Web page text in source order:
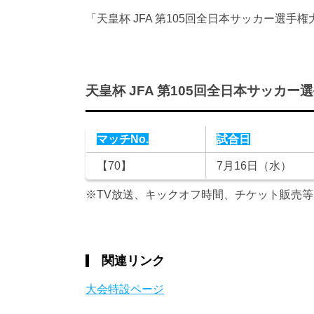
「天皇杯 JFA 第105回全日本サッカー選手
天皇杯 JFA 第105回全日本サッカー
マッチNo. 試合日
【70】 7月16日（水）
※TV放送、キックオフ時間、チケット販売
関連リンク
大会特設ページ